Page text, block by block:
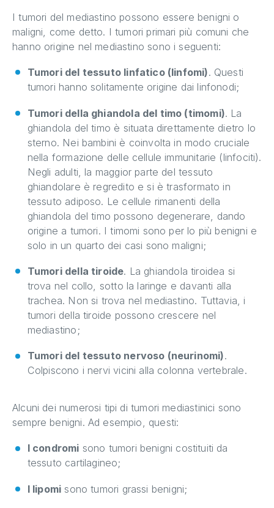
I tumori del mediastino possono essere benigni o
maligni, come detto. I tumori primari più comuni che
hanno origine nel mediastino sono i seguenti:
Tumori del tessuto linfatico (linfomi). Questi
tumori hanno solitamente origine dai linfonodi;
Tumori della ghiandola del timo (timomi). La
ghiandola del timo è situata direttamente dietro lo
sterno. Nei bambini è coinvolta in modo cruciale
nella formazione delle cellule immunitarie (linfociti).
Negli adulti, la maggior parte del tessuto
ghiandolare è regredito e si è trasformato in
tessuto adiposo. Le cellule rimanenti della
ghiandola del timo possono degenerare, dando
origine a tumori. I timomi sono per lo più benigni e
solo in un quarto dei casi sono maligni;
Tumori della tiroide. La ghiandola tiroidea si
trova nel collo, sotto la laringe e davanti alla
trachea. Non si trova nel mediastino. Tuttavia, i
tumori della tiroide possono crescere nel
mediastino;
Tumori del tessuto nervoso (neurinomi).
Colpiscono i nervi vicini alla colonna vertebrale.
Alcuni dei numerosi tipi di tumori mediastinici sono
sempre benigni. Ad esempio, questi:
I condromi sono tumori benigni costituiti da
tessuto cartilagineo;
I lipomi sono tumori grassi benigni;